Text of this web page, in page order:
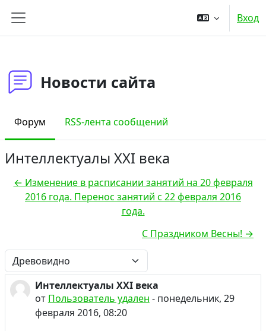
Боковая панель
Вход
Новости сайта
Форум RSS-лента сообщений
Интеллектуалы XXI века
← Изменение в расписании занятий на 20 февраля
2016 года. Перенос занятий с 22 февраля 2016
года.
С Праздником Весны! →
Режим отображения
Интеллектуалы XXI века
от Пользователь удален - понедельник, 29
февраля 2016, 08:20
Количество ответов: 0